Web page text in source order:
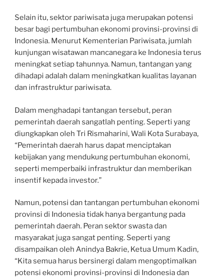
Selain itu, sektor pariwisata juga merupakan potensi
besar bagi pertumbuhan ekonomi provinsi-provinsi di
Indonesia. Menurut Kementerian Pariwisata, jumlah
kunjungan wisatawan mancanegara ke Indonesia terus
meningkat setiap tahunnya. Namun, tantangan yang
dihadapi adalah dalam meningkatkan kualitas layanan
dan infrastruktur pariwisata.
Dalam menghadapi tantangan tersebut, peran
pemerintah daerah sangatlah penting. Seperti yang
diungkapkan oleh Tri Rismaharini, Wali Kota Surabaya,
“Pemerintah daerah harus dapat menciptakan
kebijakan yang mendukung pertumbuhan ekonomi,
seperti memperbaiki infrastruktur dan memberikan
insentif kepada investor.”
Namun, potensi dan tantangan pertumbuhan ekonomi
provinsi di Indonesia tidak hanya bergantung pada
pemerintah daerah. Peran sektor swasta dan
masyarakat juga sangat penting. Seperti yang
disampaikan oleh Anindya Bakrie, Ketua Umum Kadin,
“Kita semua harus bersinergi dalam mengoptimalkan
potensi ekonomi provinsi-provinsi di Indonesia dan